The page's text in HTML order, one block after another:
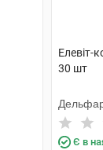
Елевіт-
30 шт
Є в